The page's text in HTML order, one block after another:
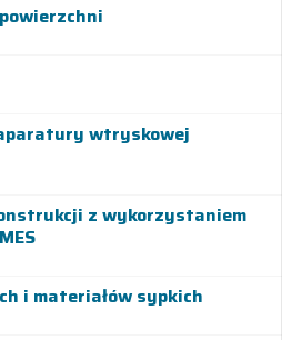
wtryskowej
z wykorzystaniem
i materiałów sypkich